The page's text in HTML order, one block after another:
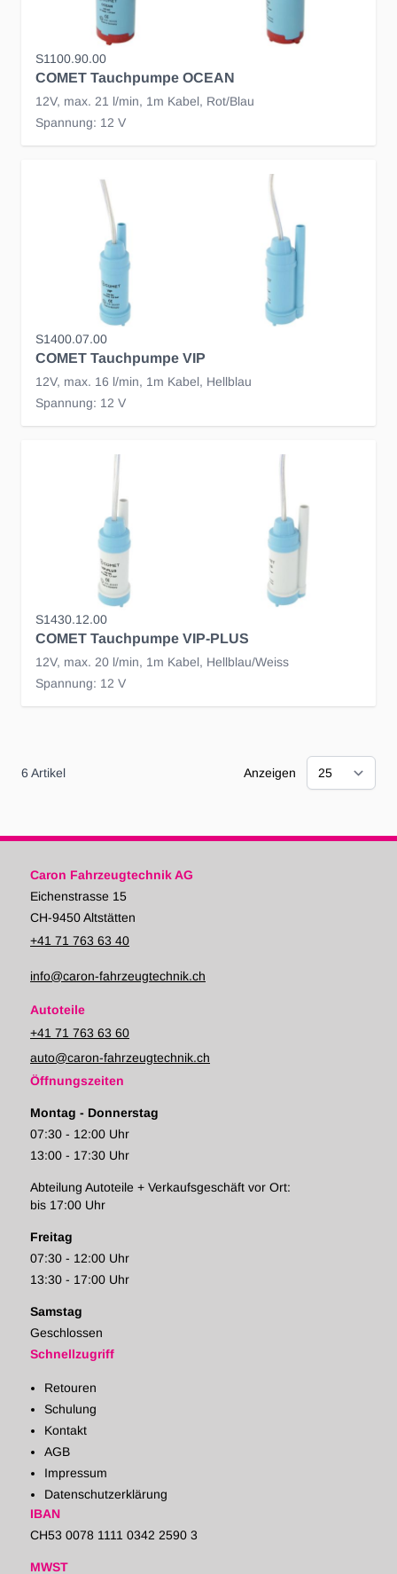
S1100.90.00
COMET Tauchpumpe OCEAN
12V, max. 21 l/min, 1m Kabel, Rot/Blau
Spannung: 12 V
S1400.07.00
COMET Tauchpumpe VIP
12V, max. 16 l/min, 1m Kabel, Hellblau
Spannung: 12 V
S1430.12.00
COMET Tauchpumpe VIP-PLUS
12V, max. 20 l/min, 1m Kabel, Hellblau/Weiss
Spannung: 12 V
6 Artikel Anzeigen
Caron Fahrzeugtechnik AG
Eichenstrasse 15
CH-9450 Altstätten
+41 71 763 63 40
info@caron-fahrzeugtechnik.ch
Autoteile
+41 71 763 63 60
auto@caron-fahrzeugtechnik.ch
Öffnungszeiten
Montag - Donnerstag
07:30 - 12:00 Uhr
13:00 - 17:30 Uhr
Abteilung Autoteile + Verkaufsgeschäft vor Ort:
bis 17:00 Uhr
Freitag
07:30 - 12:00 Uhr
13:30 - 17:00 Uhr
Samstag
Geschlossen
Schnellzugriff
Retouren
Schulung
Kontakt
AGB
Impressum
Datenschutzerklärung
IBAN
CH53 0078 1111 0342 2590 3
MWST